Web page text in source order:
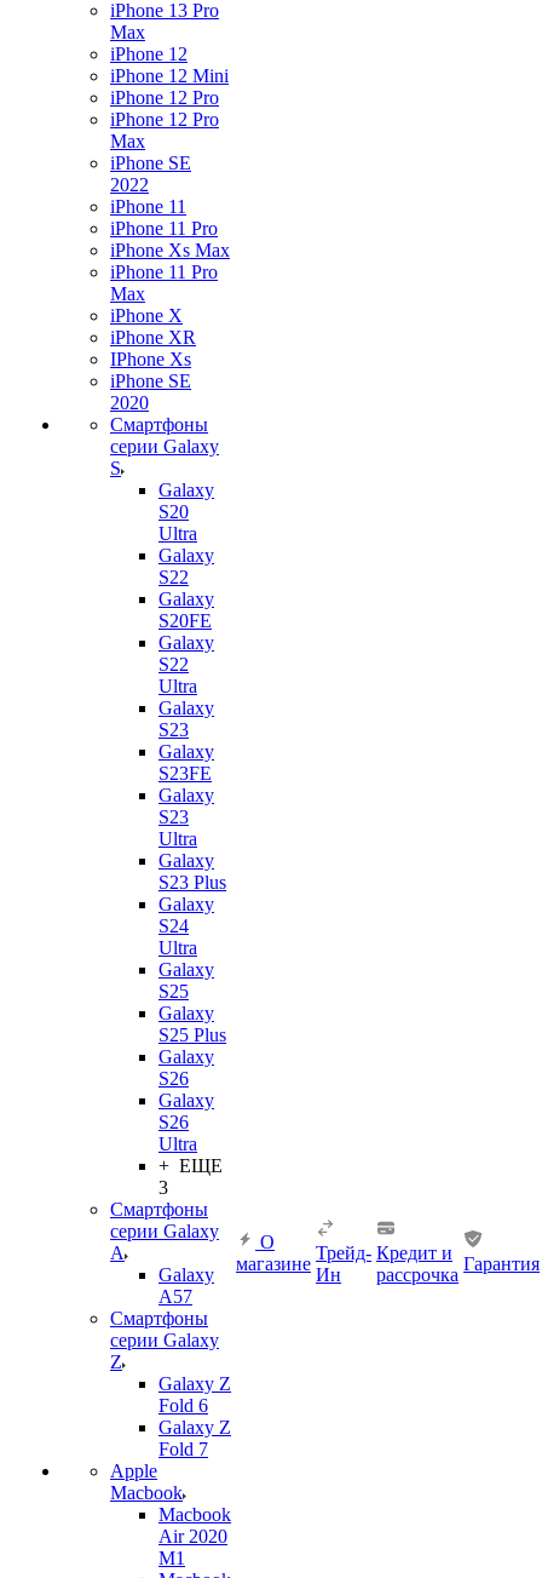
iPhone 13 Pro
Max
iPhone 12
iPhone 12 Mini
iPhone 12 Pro
iPhone 12 Pro
Max
iPhone SE
2022
iPhone 11
iPhone 11 Pro
iPhone Xs Max
iPhone 11 Pro
Max
iPhone X
iPhone XR
IPhone Xs
iPhone SE
2020
Смартфоны
серии Galaxy
S
Galaxy
S20
Ultra
Galaxy
S22
Galaxy
S20FE
Galaxy
S22
Ultra
Galaxy
S23
Galaxy
S23FE
Galaxy
S23
Ultra
Galaxy
S23 Plus
Galaxy
S24
Ultra
Galaxy
S25
Galaxy
S25 Plus
Galaxy
S26
Galaxy
S26
Ultra
+ ЕЩЕ
3
Смартфоны
серии Galaxy
A
Galaxy
A57
Смартфоны
серии Galaxy
Z
Galaxy Z
Fold 6
Galaxy Z
Fold 7
Apple
Macbook
Macbook
Air 2020
M1
О
магазине
Трейд-
Ин
Кредит и
рассрочка
Гарантия